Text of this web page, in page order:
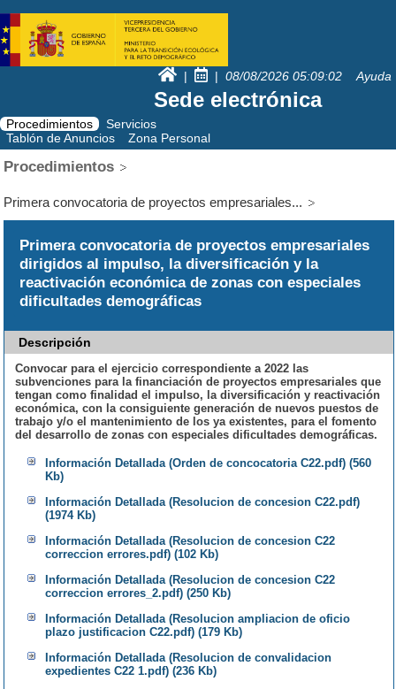
| | 08/08/2026 05:09:03 Ayuda
Sede electrónica
Procedimientos
Servicios
Tablón de Anuncios
Zona Personal
Procedimientos
Primera convocatoria de proyectos empresariales...
Primera convocatoria de proyectos empresariales
dirigidos al impulso, la diversificación y la
reactivación económica de zonas con especiales
dificultades demográficas
Descripción
Convocar para el ejercicio correspondiente a 2022 las
subvenciones para la financiación de proyectos empresariales que
tengan como finalidad el impulso, la diversificación y reactivación
económica, con la consiguiente generación de nuevos puestos de
trabajo y/o el mantenimiento de los ya existentes, para el fomento
del desarrollo de zonas con especiales dificultades demográficas.
Información Detallada (Orden de concocatoria C22.pdf) (560
Kb)
Información Detallada (Resolucion de concesion C22.pdf)
(1974 Kb)
Información Detallada (Resolucion de concesion C22
correccion errores.pdf) (102 Kb)
Información Detallada (Resolucion de concesion C22
correccion errores_2.pdf) (250 Kb)
Información Detallada (Resolucion ampliacion de oficio
plazo justificacion C22.pdf) (179 Kb)
Información Detallada (Resolucion de convalidacion
expedientes C22 1.pdf) (236 Kb)